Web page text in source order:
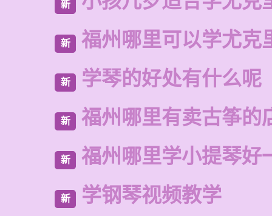
新
新 福州哪里可以学尤克
新 学琴的好处有什么呢
新 福州哪里有卖古筝的
新 福州哪里学小提琴好
新 学钢琴视频教学